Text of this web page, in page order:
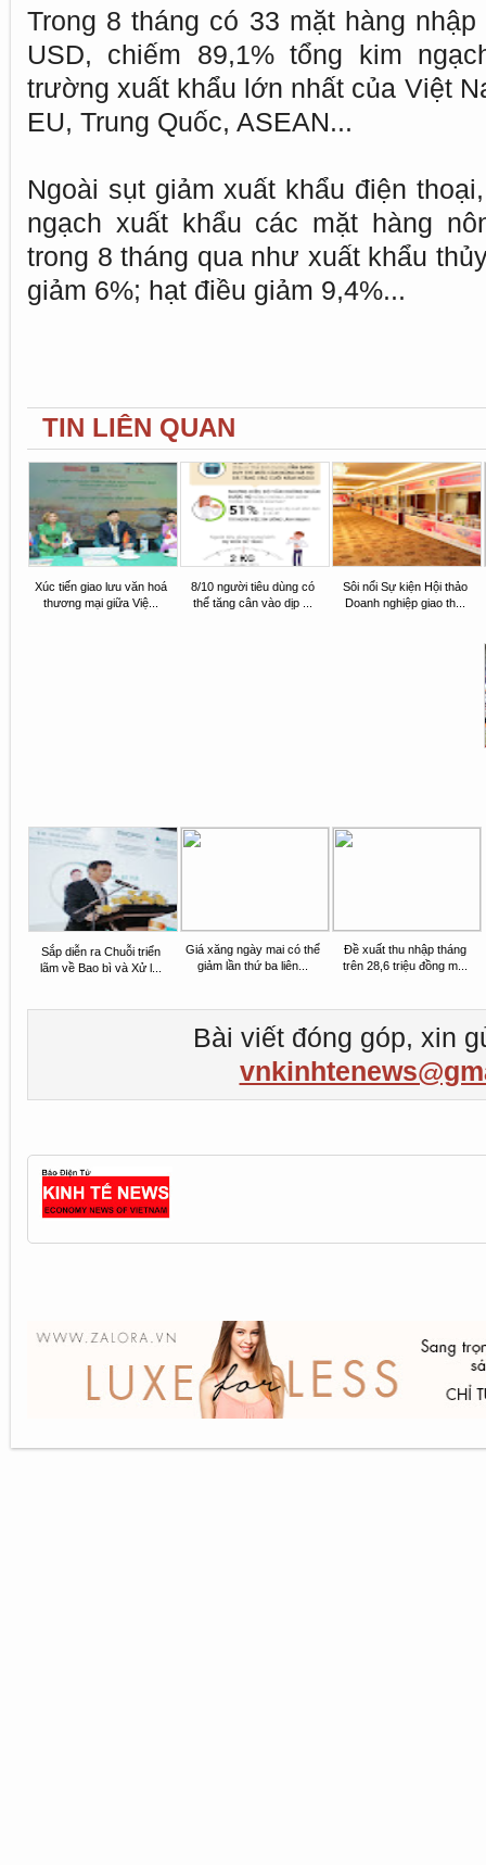
Trong 8 tháng có 33 mặt hàng
USD, chiếm 89,1% tổng kim
trường xuất khẩu lớn nhất của Việt
EU, Trung Quốc, ASEAN...
Ngoài sụt giảm xuất khẩu điện
ngạch xuất khẩu các mặt hàng
trong 8 tháng qua như xuất khẩu
giảm 6%; hạt điều giảm 9,4%...
TIN LIÊN QUAN
Xúc tiến giao lưu văn hoá
thương mại giữa Việ...
8/10 người tiêu dùng có
thể tăng cân vào dịp ...
Sôi nổi Sự kiện Hội thảo
Doanh nghiệp giao th...
Sắp diễn ra Chuỗi triển
lãm về Bao bì và Xử l...
Giá xăng ngày mai có thể
giảm lần thứ ba liên...
Đề xuất thu nhập tháng
trên 28,6 triệu đồng m...
Bài viết đóng góp, xin